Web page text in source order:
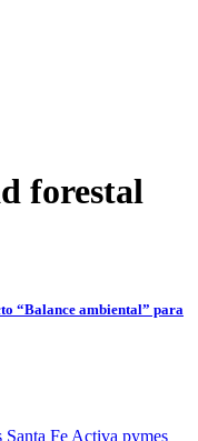
forestal
“Balance ambiental” para
Santa Fe Activa pymes